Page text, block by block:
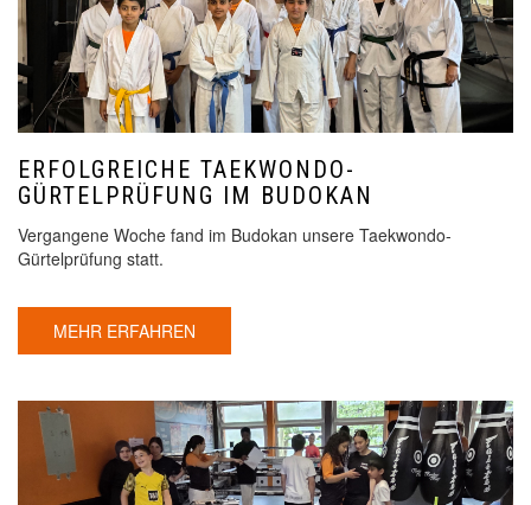
ERFOLGREICHE TAEKWONDO-
GÜRTELPRÜFUNG IM BUDOKAN
Vergangene Woche fand im Budokan unsere Taekwondo-
Gürtelprüfung statt.
MEHR ERFAHREN